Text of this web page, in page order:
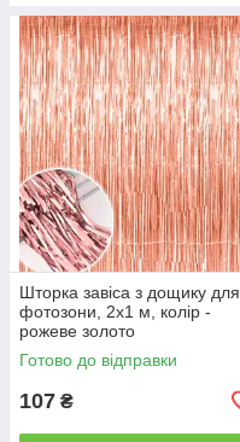
Шторка завіса з дощику для
фотозони, 2х1 м, колір -
рожеве золото
Готово до відправки
107 ₴